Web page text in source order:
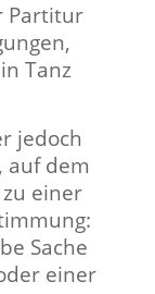
Partitur
Tanz
jedoch
auf dem
einer
Sache
einer